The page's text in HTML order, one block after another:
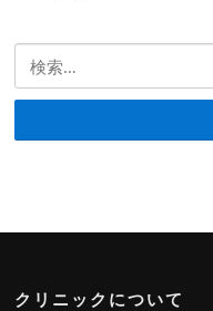
検索:
クリニックについて